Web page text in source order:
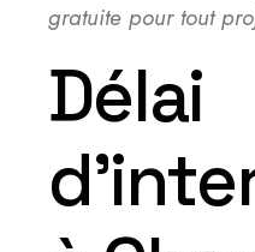
gratuite pour tout
Délai